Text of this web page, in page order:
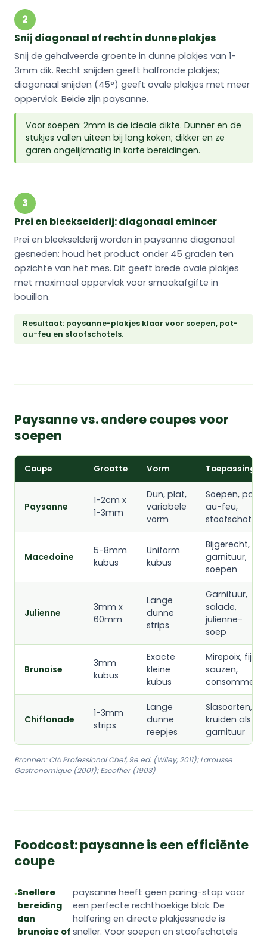
2
Snij diagonaal of recht in dunne plakjes
Snij de gehalveerde groente in dunne plakjes van 1-
3mm dik. Recht snijden geeft halfronde plakjes;
diagonaal snijden (45°) geeft ovale plakjes met meer
oppervlak. Beide zijn paysanne.
Voor soepen: 2mm is de ideale dikte. Dunner en de
stukjes vallen uiteen bij lang koken; dikker en ze
garen ongelijkmatig in korte bereidingen.
3
Prei en bleekselderij: diagonaal emincer
Prei en bleekselderij worden in paysanne diagonaal
gesneden: houd het product onder 45 graden ten
opzichte van het mes. Dit geeft brede ovale plakjes
met maximaal oppervlak voor smaakafgifte in
bouillon.
Resultaat: paysanne-plakjes klaar voor soepen, pot-
au-feu en stoofschotels.
Paysanne vs. andere coupes voor
soepen
Coupe Grootte Vorm Toepassing
Paysanne
1-2cm x
1-3mm
Dun, plat,
variabele
vorm
Soepen, pot-
au-feu,
stoofschotels
Macedoine
5-8mm
kubus
Uniform
kubus
Bijgerecht,
garnituur,
soepen
Julienne
3mm x
60mm
Lange
dunne
strips
Garnituur,
salade,
julienne-
soep
Brunoise
3mm
kubus
Exacte
kleine
kubus
Mirepoix, fijne
sauzen,
consomme
Chiffonade
1-3mm
strips
Lange
dunne
reepjes
Slasoorten,
kruiden als
garnituur
Bronnen: CIA Professional Chef, 9e ed. (Wiley, 2011); Larousse
Gastronomique (2001); Escoffier (1903)
Foodcost: paysanne is een efficiënte
coupe
Snellere
bereiding
dan
brunoise of
paysanne heeft geen paring-stap voor
een perfecte rechthoekige blok. De
halfering en directe plakjessnede is
sneller. Voor soepen en stoofschotels